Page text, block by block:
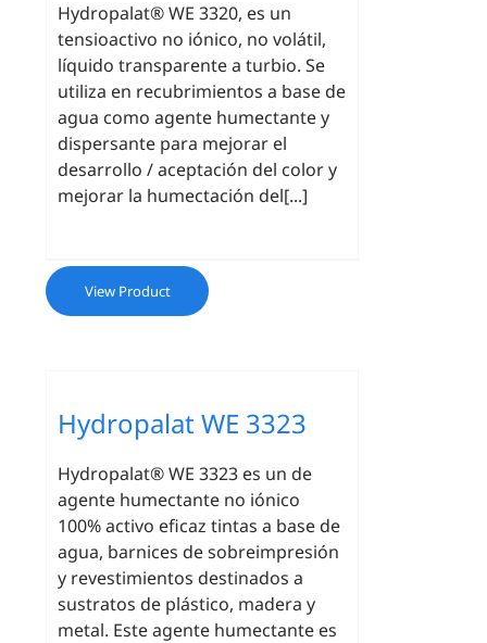
Hydropalat® WE 3320, es un
tensioactivo no iónico, no volátil,
líquido transparente a turbio. Se
utiliza en recubrimientos a base de
agua como agente humectante y
dispersante para mejorar el
desarrollo / aceptación del color y
mejorar la humectación del[...]
View Product
Hydropalat WE 3323
Hydropalat® WE 3323 es un de
agente humectante no iónico
100% activo eficaz tintas a base de
agua, barnices de sobreimpresión
y revestimientos destinados a
sustratos de plástico, madera y
metal. Este agente humectante es